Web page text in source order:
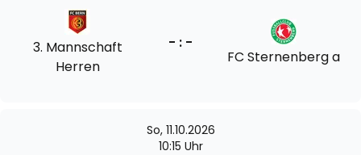
3. Mannschaft
Herren
- : -
FC Sternenberg a
So, 11.10.2026
10:15 Uhr